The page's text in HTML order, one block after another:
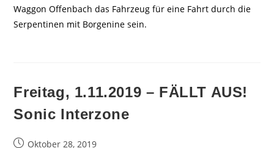
Waggon Offenbach das Fahrzeug für eine Fahrt durch die
Serpentinen mit Borgenine sein.
Freitag, 1.11.2019 – FÄLLT AUS!
Sonic Interzone
BeitragOktober 28, 2019